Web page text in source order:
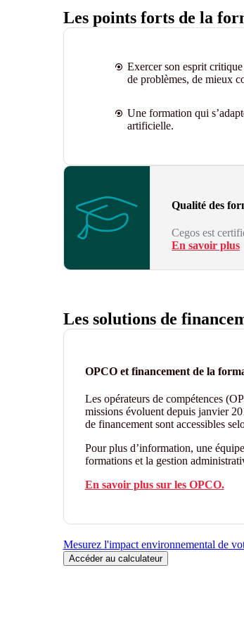
Les points forts de la
Exercer son esprit
de problèmes, de mieux
Une formation qui
artificielle.
Qualité des
Cegos est
En savoir plus
Les solutions de
OPCO et financement de la
Les opérateurs de compétences
missions évoluent depuis janvier
de financement sont accessibles
Pour plus d’information, une
formations et la gestion
En savoir plus sur les OPCO.
Mesurez l'impact environnemental de
Accéder au calculateur